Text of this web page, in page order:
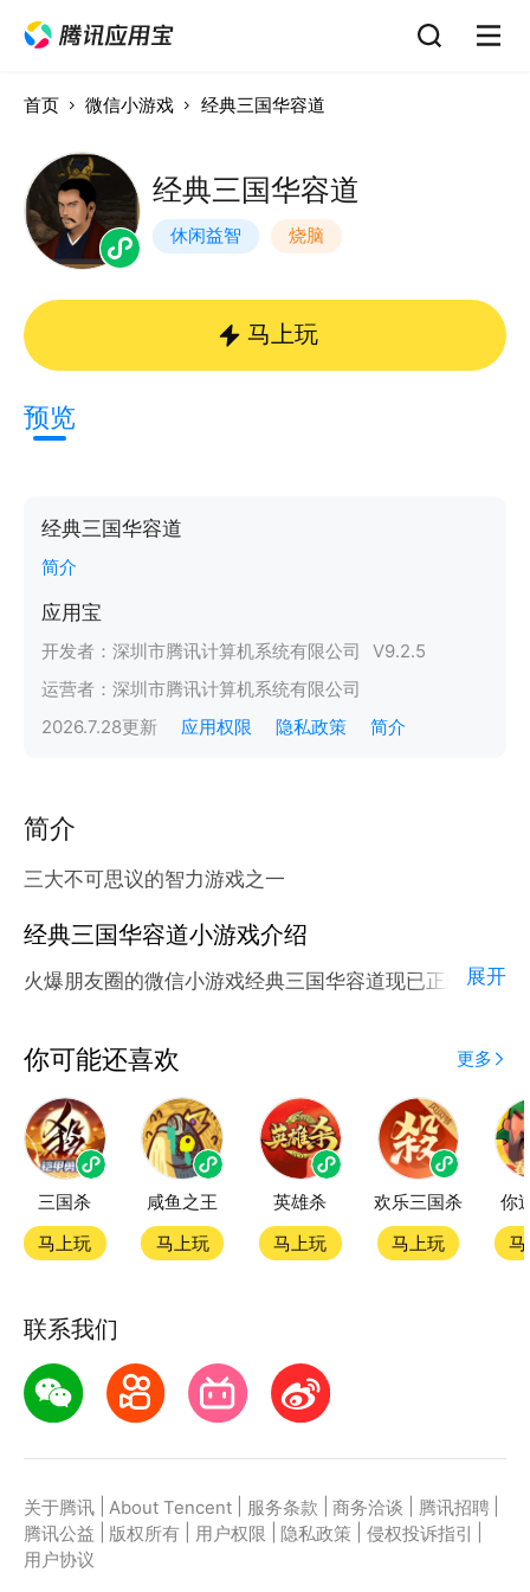
首页 微信小游戏 经典三国华容道
经典三国华容道
休闲益智 烧脑
马上玩
预览
经典三国华容道
简介
应用宝
开发者： 深圳市腾讯计算机系统有限公司 V9.2.5
运营者： 深圳市腾讯计算机系统有限公司
2026.7.28更新 应用权限 隐私政策 简介
简介
三大不可思议的智力游戏之一
经典三国华容道小游戏介绍
火爆朋友圈的微信小游戏经典三国华容道现已正式登陆
应用宝为腾讯官方游戏平台，收录海量正版授权的高热
度精品小游戏。直接搜索或者在小游戏 tab 发现热门
经典三国华容道小游戏双平台畅玩
官方授权，在电脑上和手机上双端都能直接畅玩微信小
游戏
第一步：点击下载应用宝客户端，第二步：一键登录，
第三步：直接拉起微信小游戏经典三国华容道畅玩
展开
你可能还喜欢 更多
三国杀
马上玩
咸鱼之王
马上玩
英雄杀
马上玩
欢乐三国杀
马上玩
你
联系我们
关于腾讯 About Tencent 服务条款 商务洽谈 腾讯招聘
腾讯公益
版权所有 用户权限 隐私政策 侵权投诉指引
用户协议